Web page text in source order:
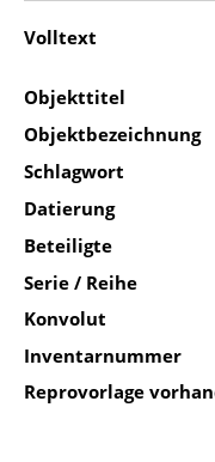
Volltext
Objekttitel
Objektbezeichnung
Schlagwort
Datierung
Beteiligte
Serie / Reihe
Konvolut
Inventarnummer
Reprovorlage